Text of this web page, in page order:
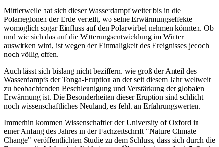
Mittlerweile hat sich dieser Wasserdampf weiter bis in die
Polarregionen der Erde verteilt, wo seine Erwärmungseffekte
womöglich sogar Einfluss auf den Polarwirbel nehmen könnten. Ob
und wie sich das auf die Witterungsentwicklung im Winter
auswirken wird, ist wegen der Einmaligkeit des Ereignisses jedoch
noch völlig offen.
Auch lässt sich bislang nicht beziffern, wie groß der Anteil des
Wasserdampfs der Tonga-Eruption an der seit diesem Jahr weltweit
zu beobachtenden Beschleunigung und Verstärkung der globalen
Erwärmung ist. Die Besonderheiten dieser Eruption sind schlicht
noch wissenschaftliches Neuland, es fehlt an Erfahrungswerten.
Immerhin kommen Wissenschaftler der University of Oxford in
einer Anfang des Jahres in der Fachzeitschrift "Nature Climate
Change" veröffentlichten Studie zu dem Schluss, dass sich durch die